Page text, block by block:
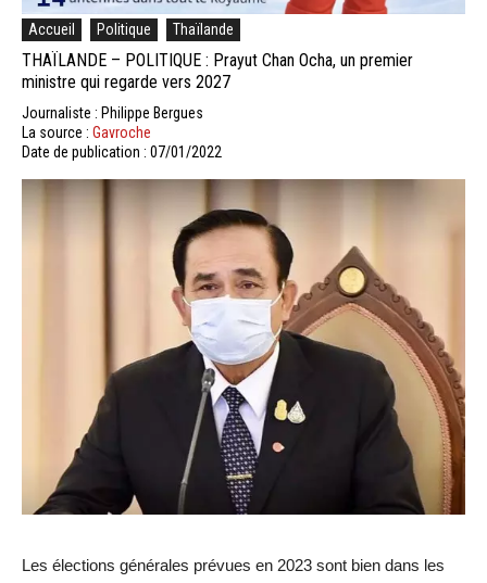
Accueil Politique Thaïlande
THAÏLANDE – POLITIQUE : Prayut Chan Ocha, un premier
ministre qui regarde vers 2027
Journaliste : Philippe Bergues
La source : Gavroche
Date de publication : 07/01/2022
Les élections générales prévues en 2023 sont bien dans les